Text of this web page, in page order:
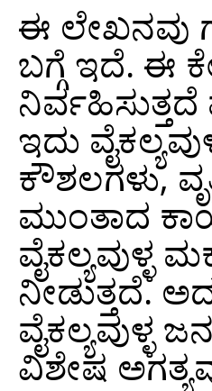
ಈ ಲೇಖನವು
ಬಗ್ಗೆ ಇದೆ. ಈ
ಇದು
ಕೌಶಲಗಳು,
ಮುಂತಾದ
ನೀಡುತ್ತದೆ.
ವೈಕಲ್ಯವುಳ್ಳ
ವಿಶೇಷ